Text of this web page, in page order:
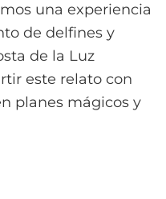
una experiencia
de delfines y
de la Luz
este relato con
planes mágicos y